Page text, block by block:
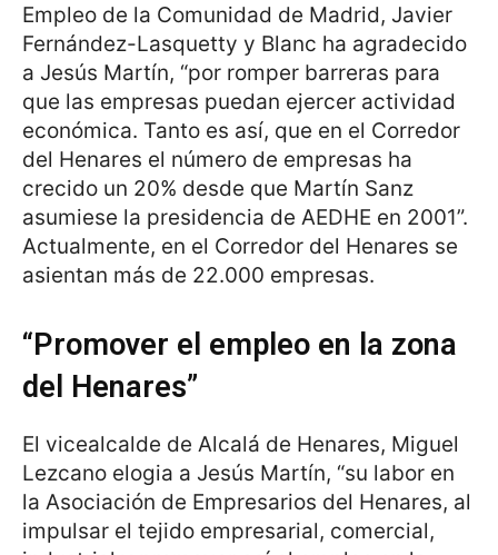
Empleo de la Comunidad de Madrid, Javier
Fernández-Lasquetty y Blanc ha agradecido
a Jesús Martín, “por romper barreras para
que las empresas puedan ejercer actividad
económica. Tanto es así, que en el Corredor
del Henares el número de empresas ha
crecido un 20% desde que Martín Sanz
asumiese la presidencia de AEDHE en 2001”.
Actualmente, en el Corredor del Henares se
asientan más de 22.000 empresas.
“Promover el empleo en la zona
del Henares”
El vicealcalde de Alcalá de Henares, Miguel
Lezcano elogia a Jesús Martín, “su labor en
la Asociación de Empresarios del Henares, al
impulsar el tejido empresarial, comercial,